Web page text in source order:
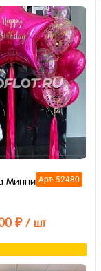
Арт: 52480
Минни маус
₽ / шт